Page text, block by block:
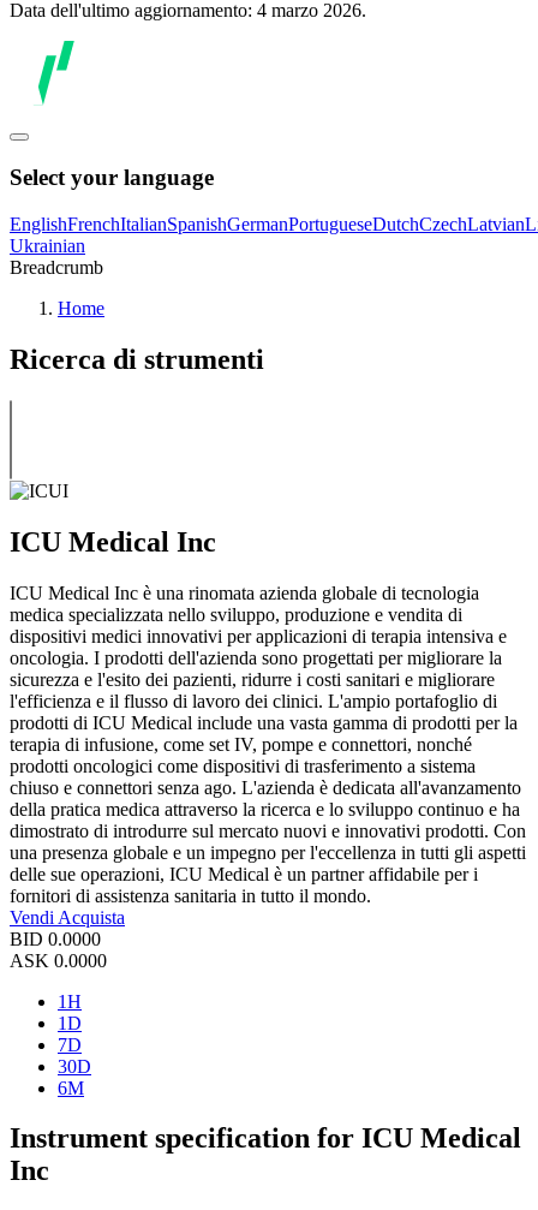
Data dell'ultimo aggiornamento: 4 marzo 2026.
Select your language
EnglishFrenchItalianSpanishGermanPortugueseDutchCzechLatvian
Ukrainian
Breadcrumb
Home
Ricerca di strumenti
ICU Medical Inc
ICU Medical Inc è una rinomata azienda globale di tecnologia
medica specializzata nello sviluppo, produzione e vendita di
dispositivi medici innovativi per applicazioni di terapia intensiva e
oncologia. I prodotti dell'azienda sono progettati per migliorare la
sicurezza e l'esito dei pazienti, ridurre i costi sanitari e migliorare
l'efficienza e il flusso di lavoro dei clinici. L'ampio portafoglio di
prodotti di ICU Medical include una vasta gamma di prodotti per la
terapia di infusione, come set IV, pompe e connettori, nonché
prodotti oncologici come dispositivi di trasferimento a sistema
chiuso e connettori senza ago. L'azienda è dedicata all'avanzamento
della pratica medica attraverso la ricerca e lo sviluppo continuo e ha
dimostrato di introdurre sul mercato nuovi e innovativi prodotti. Con
una presenza globale e un impegno per l'eccellenza in tutti gli aspetti
delle sue operazioni, ICU Medical è un partner affidabile per i
fornitori di assistenza sanitaria in tutto il mondo.
Vendi Acquista
BID 0.0000
ASK 0.0000
1H
1D
7D
30D
6M
Instrument specification for ICU Medical
Inc